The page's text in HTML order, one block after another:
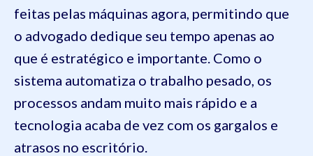
feitas pelas máquinas agora, permitindo que
o advogado dedique seu tempo apenas ao
que é estratégico e importante. Como o
sistema automatiza o trabalho pesado, os
processos andam muito mais rápido e a
tecnologia acaba de vez com os gargalos e
atrasos no escritório.